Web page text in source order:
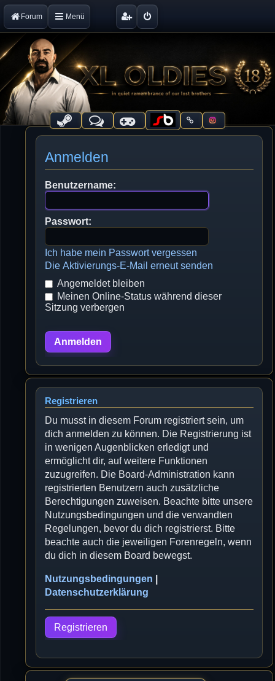
Forum Menü
Anmelden
Benutzername:
Passwort:
Ich habe mein Passwort vergessen
Die Aktivierungs-E-Mail erneut senden
Angemeldet bleiben
Meinen Online-Status während dieser
Sitzung verbergen
Registrieren
Du musst in diesem Forum registriert sein, um
dich anmelden zu können. Die Registrierung ist
in wenigen Augenblicken erledigt und
ermöglicht dir, auf weitere Funktionen
zuzugreifen. Die Board-Administration kann
registrierten Benutzern auch zusätzliche
Berechtigungen zuweisen. Beachte bitte unsere
Nutzungsbedingungen und die verwandten
Regelungen, bevor du dich registrierst. Bitte
beachte auch die jeweiligen Forenregeln, wenn
du dich in diesem Board bewegst.
Nutzungsbedingungen
Datenschutzerklärung
Registrieren